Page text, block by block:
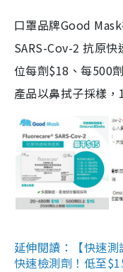
口罩品牌Good
SARS-Cov-2 抗原
位每劑$18、每500
產品以鼻拭子採樣
延伸閱讀：【快速
快速檢測劑！低至